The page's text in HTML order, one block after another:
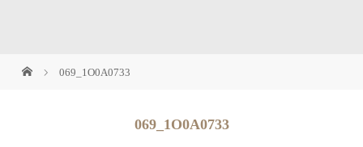
069_1O0A0733
069_1O0A0733